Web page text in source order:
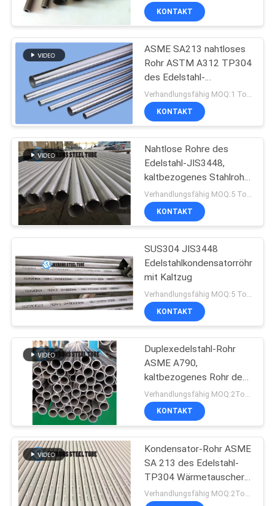
EIN
ZITAT
SEITENVERZEICHNIS
DATENSCHUTZ-
BESTIMMUNGEN
KONTAKT
ASME SA213 nahtloses
Rohr ASTM A312 TP304
des Edelstahl-
Kondensator-Rohr-
1.58*0.1MM
Verhandlungsfähig MOQ:1 Tonnen pro Größe
KONTAKT
Nahtlose Rohre des
Edelstahl-JIS3448,
kaltbezogenes Stahlrohr
SUS316
KONTAKT
SUS304 JIS3448
Edelstahlkondensatorröhre
mit Kaltzug
KONTAKT
Duplexedelstahl-Rohr
ASME A790,
kaltbezogenes Rohr des
Edelstahl-S31803
KONTAKT
Kondensator-Rohr ASME
SA 213 des Edelstahl-
TP304 Wärmetauscher-
Rohre 19.05*2.11mm
Verhandlungsfähig MOQ:2Tons